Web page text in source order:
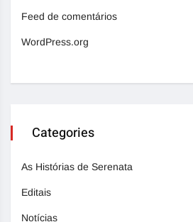
Feed de comentários
WordPress.org
Categories
As Histórias de Serenata
Editais
Notícias